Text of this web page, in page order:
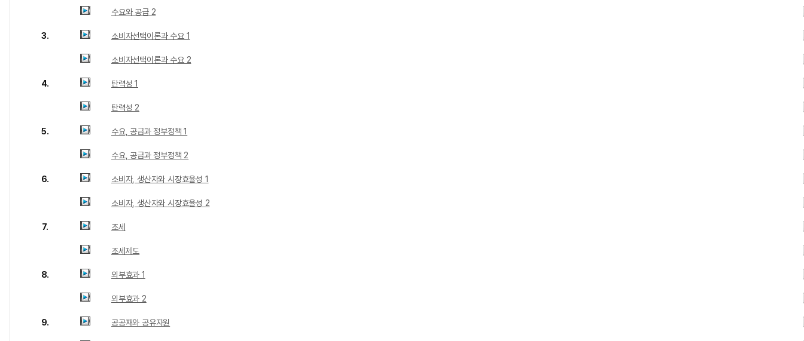
수요와 공급 2
3. 소비자선택이론과 수요 1
소비자선택이론과 수요 2
4. 탄력성 1
탄력성 2
5. 수요, 공급과 정부정책 1
수요, 공급과 정부정책 2
6. 소비자, 생산자와 시장효율성 1
소비자, 생산자와 시장효율성 2
7. 조세
조세제도
8. 외부효과 1
외부효과 2
9. 공공재와 공유자원